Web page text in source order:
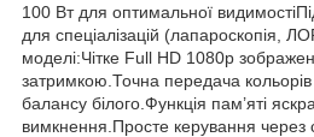
100 Вт для оптимальної
для спеціалізацій (лапароскопія,
моделі:Чітке Full HD 1080p
затримкою.Точна передача
балансу білого.Функція пам’яті
вимкнення.Просте керування через